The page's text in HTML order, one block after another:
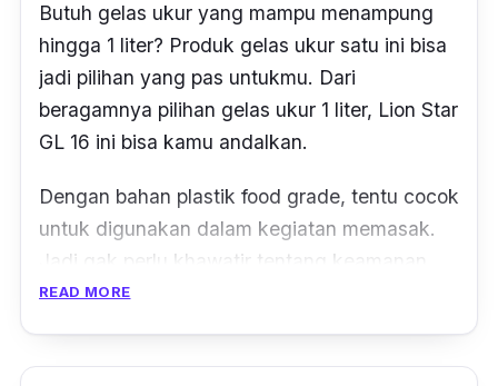
Butuh gelas ukur yang mampu menampung
hingga 1 liter? Produk gelas ukur satu ini bisa
jadi pilihan yang pas untukmu. Dari
beragamnya pilihan gelas ukur 1 liter, Lion Star
GL 16 ini bisa kamu andalkan.
Dengan bahan plastik food grade, tentu cocok
untuk digunakan dalam kegiatan memasak.
Jadi gak perlu khawatir tentang keamanan
bahan yang digunakan. Warna beningnya
READ MORE